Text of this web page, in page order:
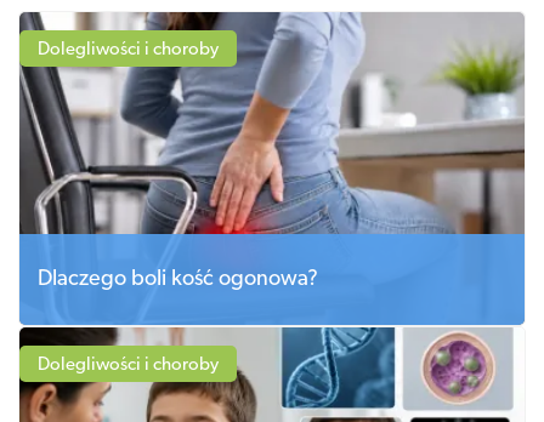
Dolegliwości i choroby
Dlaczego boli kość ogonowa?
Dolegliwości i choroby